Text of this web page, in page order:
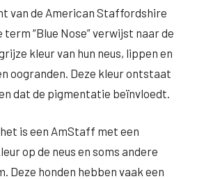
van de American Staffordshire
“Blue Nose” verwijst naar de
kleur van hun neus, lippen en
oogranden. Deze kleur ontstaat
dat de pigmentatie beïnvloedt.
is een AmStaff met een
op de neus en soms andere
Deze honden hebben vaak een